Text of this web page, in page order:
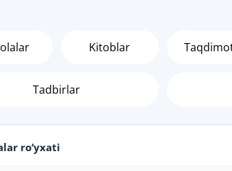
Kitoblar
Tadbirlar
ro‘yxati